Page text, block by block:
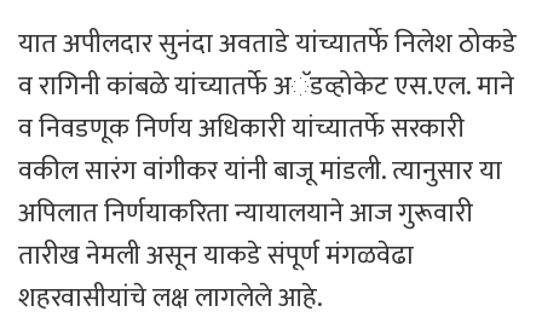
यात अपीलदार सुनंदा अवताडे यांच्यातर्फे निलेश ठोकडे
व रागिनी कांबळे यांच्यातर्फे अॅडव्होकेट एस.एल. माने
व निवडणूक निर्णय अधिकारी यांच्यातर्फे सरकारी
वकील सारंग वांगीकर यांनी बाजू मांडली. त्यानुसार या
अपिलात निर्णयाकरिता न्यायालयाने आज गुरूवारी
तारीख नेमली असून याकडे संपूर्ण मंगळवेढा
शहरवासीयांचे लक्ष लागलेले आहे.